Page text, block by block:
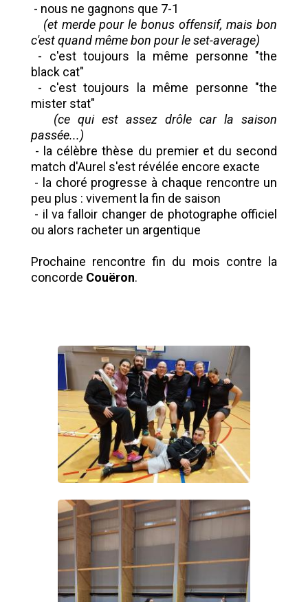
- nous ne gagnons que 7-1
(et merde pour le bonus offensif, mais bon
c'est quand même bon pour le set-average)
- c'est toujours la même personne "the
black cat"
- c'est toujours la même personne "the
mister stat"
(ce qui est assez drôle car la saison
passée...)
- la célèbre thèse du premier et du second
match d'Aurel s'est révélée encore exacte
- la choré progresse à chaque rencontre un
peu plus : vivement la fin de saison
- il va falloir changer de photographe officiel
ou alors racheter un argentique
Prochaine rencontre fin du mois contre la
concorde Couëron.